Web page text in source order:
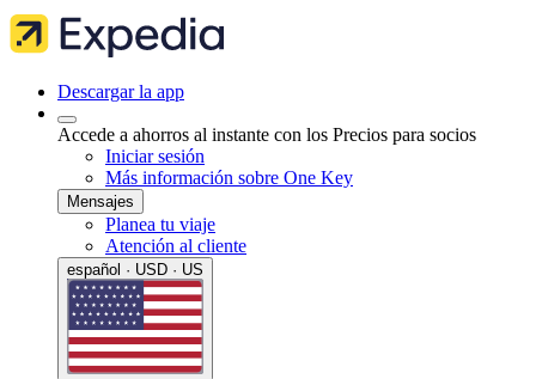
Descargar la app
Accede a ahorros al instante con los Precios para socios
Iniciar sesión
Más información sobre One Key
Mensajes
Planea tu viaje
Atención al cliente
español · USD · US